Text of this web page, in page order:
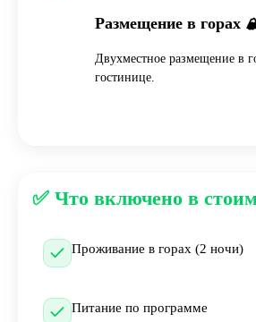
Размещение в горах
Двухместное размещение в
гостинице.
✅ Что включено в
Проживание в горах (2 ночи)
Питание по программе